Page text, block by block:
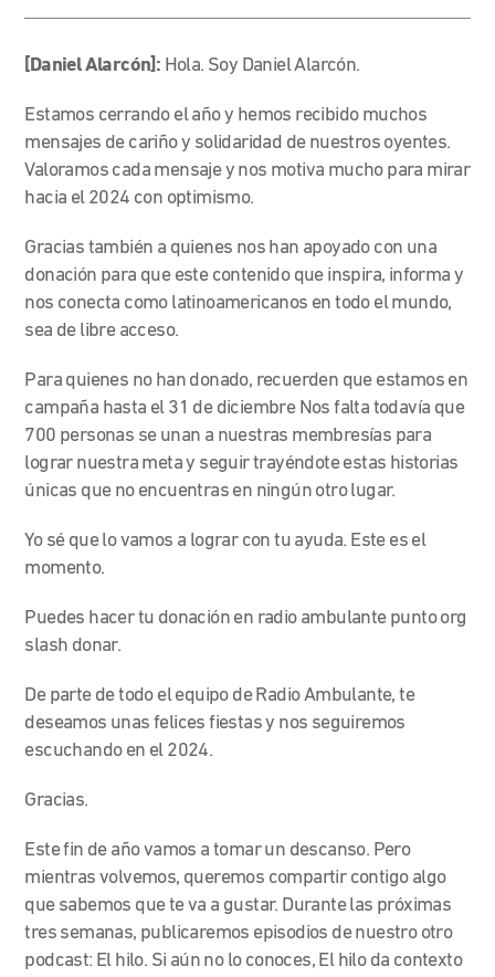
[Daniel Alarcón]: Hola. Soy Daniel Alarcón.
Estamos cerrando el año y hemos recibido muchos
mensajes de cariño y solidaridad de nuestros oyentes.
Valoramos cada mensaje y nos motiva mucho para mirar
hacia el 2024 con optimismo.
Gracias también a quienes nos han apoyado con una
donación para que este contenido que inspira, informa y
nos conecta como latinoamericanos en todo el mundo,
sea de libre acceso.
Para quienes no han donado, recuerden que estamos en
campaña hasta el 31 de diciembre Nos falta todavía que
700 personas se unan a nuestras membresías para
lograr nuestra meta y seguir trayéndote estas historias
únicas que no encuentras en ningún otro lugar.
Yo sé que lo vamos a lograr con tu ayuda. Este es el
momento.
Puedes hacer tu donación en radio ambulante punto org
slash donar.
De parte de todo el equipo de Radio Ambulante, te
deseamos unas felices fiestas y nos seguiremos
escuchando en el 2024.
Gracias.
Este fin de año vamos a tomar un descanso. Pero
mientras volvemos, queremos compartir contigo algo
que sabemos que te va a gustar. Durante las próximas
tres semanas, publicaremos episodios de nuestro otro
podcast: El hilo. Si aún no lo conoces, El hilo da contexto